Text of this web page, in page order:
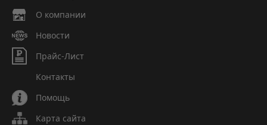
О компании
Новости
Прайс-Лист
Контакты
Помощь
Карта сайта